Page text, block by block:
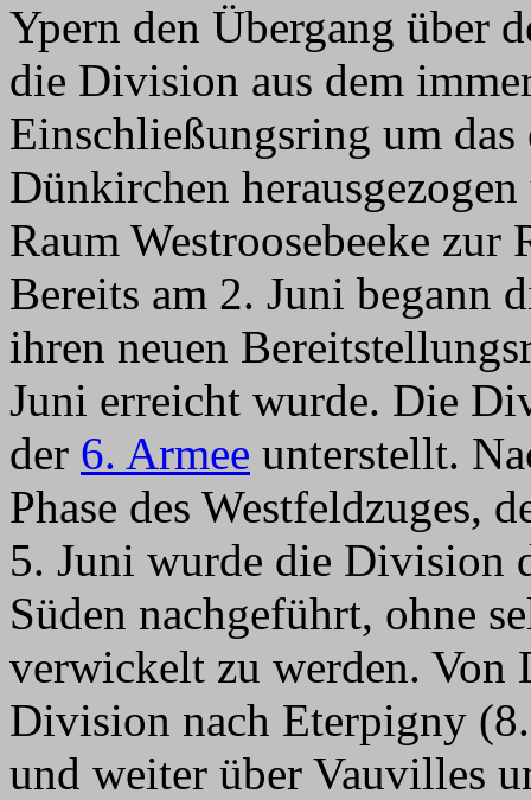
Ypern den Übergang über
die Division aus dem
Einschließungsring um
Dünkirchen
Raum Westroosebeeke zur
Bereits am 2. Juni begann
ihren neuen
Juni erreicht wurde. Die
der 6. Armee unterstellt.
Phase des Westfeldzuges,
5. Juni wurde die Division
Süden nachgeführt, ohne
verwickelt zu werden. Von
Division nach Eterpigny
und weiter über Vauvilles